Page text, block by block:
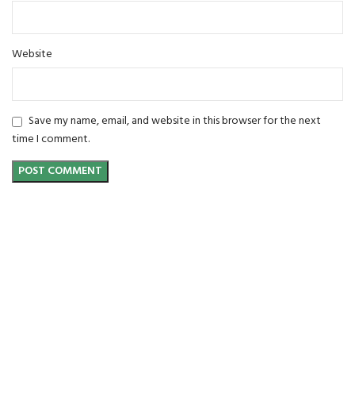
Website
Save my name, email, and website in this browser for the next
time I comment.